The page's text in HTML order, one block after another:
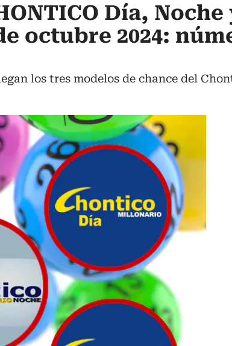
Día, Noche
octubre 2024:
los tres modelos de chance del